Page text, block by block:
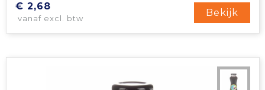
€ 2,68
vanaf excl. btw
Bekijk